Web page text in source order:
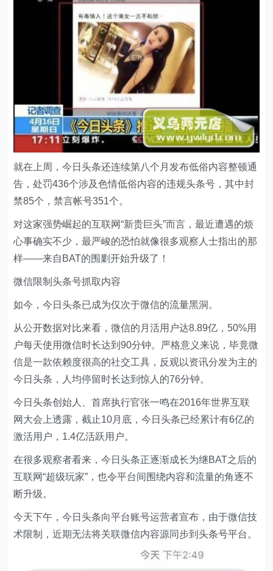
就在上周，今日头条还连续第八个月发布低俗内容整顿通
告，处罚436个涉及色情低俗内容的违规头条号，其中封
禁85个，禁言帐号351个。
对这家强势崛起的互联网“新贵巨头”而言，最近遭遇的烦
心事确实不少，最严峻的恐怕就像很多观察人士指出的那
样——来自BAT的围剿开始升级了！
微信限制头条号抓取内容
如今，今日头条已成为仅次于微信的流量黑洞。
从公开数据对比来看，微信的月活用户达8.89亿，50%用
户每天使用微信时长达到90分钟。严格意义来说，毕竟微
信是一款依赖度很高的社交工具，反观以资讯分发为主的
今日头条，人均停留时长达到惊人的76分钟。
今日头条创始人、首席执行官张一鸣在2016年世界互联
网大会上透露，截止10月底，今日头条已经累计有6亿的
激活用户，1.4亿活跃用户。
在很多观察者看来，今日头条正逐渐成长为继BAT之后的
互联网“超级玩家”，也令平台间围绕内容和流量的角逐不
断升级。
今天下午，今日头条向平台账号运营者宣布，由于微信技
术限制，近期无法将关联微信内容源同步到头条号平台。